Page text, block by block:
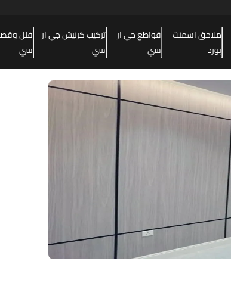
ملاحق اسمنت
بورد
قواطع جي ار
سي
تركيب كرنيش جي ار
سي
فلل
سي